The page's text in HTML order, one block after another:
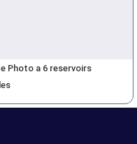
Photo a 6 reservoirs